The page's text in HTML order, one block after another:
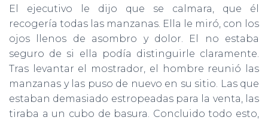
El ejecutivo le dijo que se calmara, que él
recogería todas las manzanas. Ella le miró, con los
ojos llenos de asombro y dolor. El no estaba
seguro de si ella podía distinguirle claramente.
Tras levantar el mostrador, el hombre reunió las
manzanas y las puso de nuevo en su sitio. Las que
estaban demasiado estropeadas para la venta, las
tiraba a un cubo de basura. Concluido todo esto,